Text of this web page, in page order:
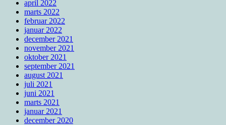
april 2022
marts 2022
februar 2022
januar 2022
december 2021
november 2021
oktober 2021
september 2021
august 2021
juli 2021
juni 2021
marts 2021
januar 2021
december 2020